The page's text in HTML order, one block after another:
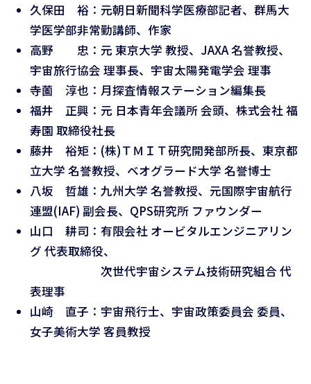
久保田 裕：元朝日新聞科学医療部記者、群馬大
学医学部非常勤講師、作家
高野 忠：元 東京大学 教授、JAXA 名誉教授、
宇宙旅行協会 理事長、宇宙太陽発電学会 理事
寺薗 淳也：月探査情報ステーション編集長
福井 正興：元 日本青年会議所 会頭、株式会社 福
寿園 取締役社長
藤井 裕矩：(株)ＴＭＩＴ研究開発部所長、東京都
立大学 名誉教授、ベオグラード大学 名誉博士
八坂 哲雄：九州大学 名誉教授、元国際宇宙航行
連盟(IAF) 副会長、QPS研究所 ファウンダー
山口 耕司：有限会社 オービタルエンジニアリン
グ 代表取締役、
次世代宇宙システム技術研究組合 代
表理事
山崎 直子：宇宙飛行士、宇宙政策委員会 委員、
女子美術大学 客員教授